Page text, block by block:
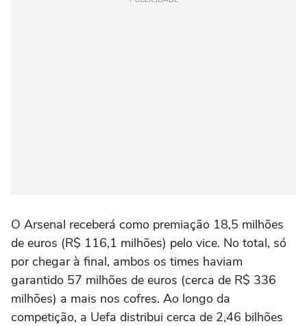
O Arsenal receberá como premiação 18,5 milhões
de euros (R$ 116,1 milhões) pelo vice. No total, só
por chegar à final, ambos os times haviam
garantido 57 milhões de euros (cerca de R$ 336
milhões) a mais nos cofres. Ao longo da
competição, a Uefa distribui cerca de 2,46 bilhões